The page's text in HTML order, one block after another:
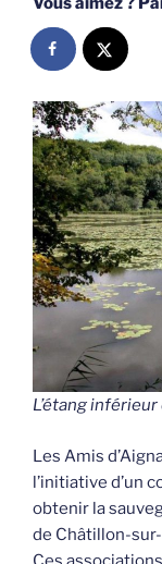
L’étang
Les Amis
l’initiative d’un
obtenir la
de Châtillon-